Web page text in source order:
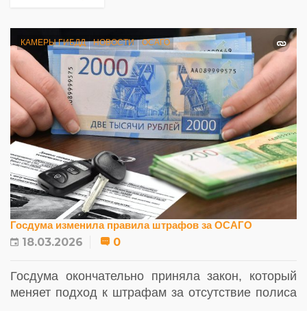
КАМЕРЫ ГИБДД НОВОСТИ ОСАГО
Госдума изменила правила штрафов за ОСАГО
18.03.2026 0
Госдума окончательно приняла закон, который
меняет подход к штрафам за отсутствие полиса